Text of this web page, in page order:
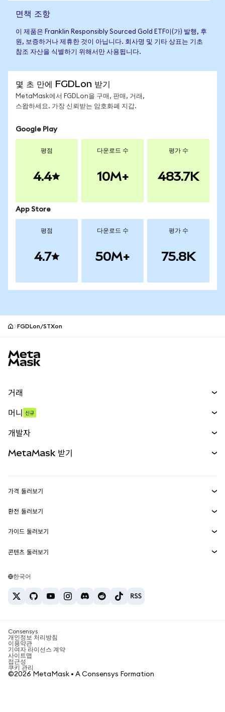
면책 조항
이 제품은 Franklin Responsibly Sourced Gold ETF이(가) 발행, 후
원, 보증하거나 제휴한 것이 아닙니다. 회사명 및 기타 상표는 기초
참조 자산을 식별하기 위해서만 사용됩니다.
몇 초 만에 FGDLon 받기
MetaMask에서 FGDLon을 구매, 판매, 거래,
스왑하세요. 가장 신뢰받는 암호화폐 지갑.
Google Play
평점
4.4
다운로드 수
10M+
평가 수
483.7K
App Store
평점
4.7
다운로드 수
50M+
평가 수
75.8K
FGDLon/STXon
거래
무기한 선물
실물자산
머니 신규
개발자
MetaMask Connect
Snaps
웹3 서비스
MetaMask 받기
보안
고객 지원
채용
가격 둘러보기
이더리움 가격
솔라나 가격
테더 가격
환전 둘러보기
ETH를 USD로 환전
USDT를 INR로 환전
BTC를 INR로 환전
ETH를 USDT로 환전
가이드 둘러보기
ETH 매수
USDT 매수
SHIB 매수
BNB 매수
콘텐츠 둘러보기
솔라나 지갑
암호화폐 세금 뉴스
암호화폐 매수 방법
비트코인 매도 방법
한국어
Consensys
개인정보 처리방침
이용약관
기여자 라이선스 계약
사이트맵
접근성
쿠키 관리
©2026 MetaMask • A Consensys Formation